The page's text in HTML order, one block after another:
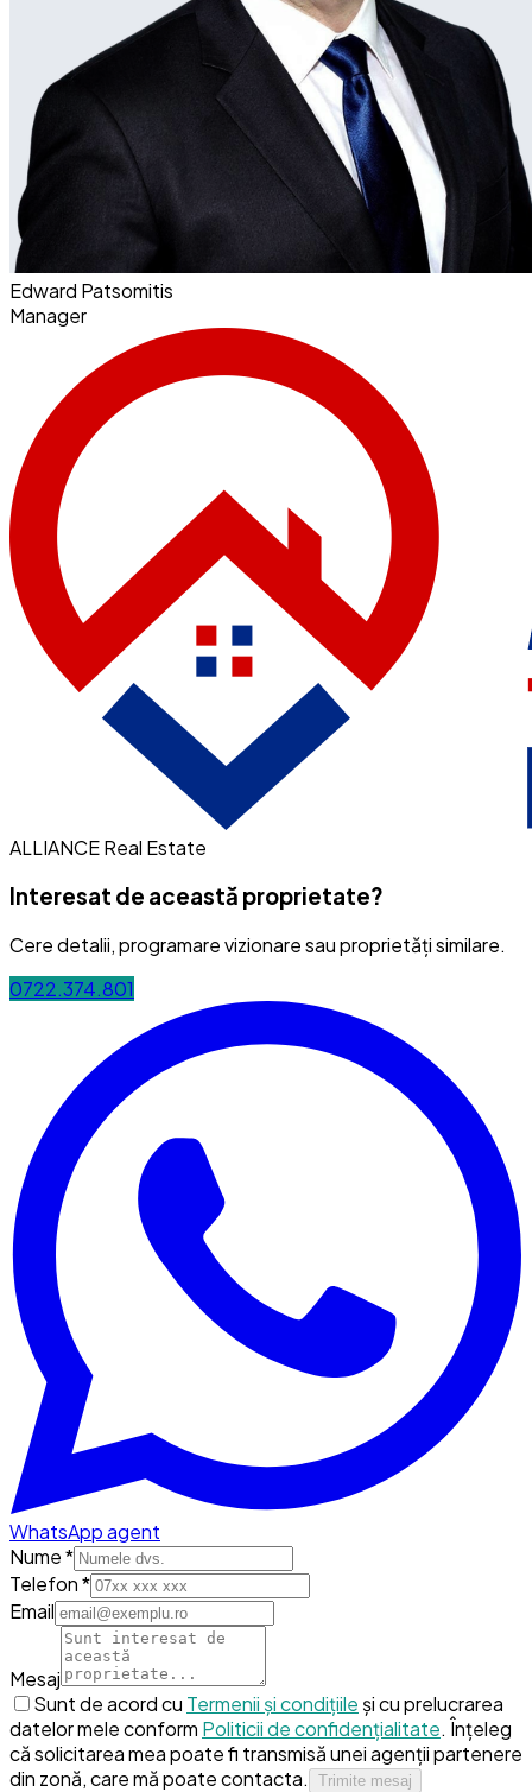
Edward Patsomitis
Manager
ALLIANCE Real Estate
Interesat de această proprietate?
Cere detalii, programare vizionare sau proprietăți similare.
0722.374.801
WhatsApp agent
Nume *
Telefon *
Email
Mesaj
Sunt de acord cu Termenii și condițiile și cu prelucrarea
datelor mele conform Politicii de confidențialitate. Înțeleg
că solicitarea mea poate fi transmisă unei agenții partenere
din zonă, care mă poate contacta.
Trimite mesaj